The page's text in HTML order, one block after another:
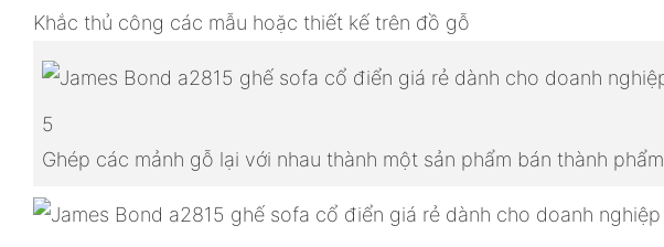
Khắc thủ công các mẫu hoặc thiết kế trên đồ gỗ
5
Ghép các mảnh gỗ lại với nhau thành một sản phẩm bán thành phẩm